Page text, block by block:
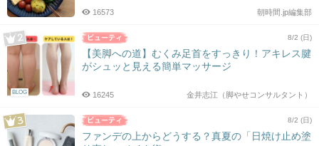
朝時間.jp編集部
16573
BLOG
8/2 (日)
【美脚への道】むくみ足首をすっきり！アキレス腱
がシュッと見える簡単マッサージ
金井志江（脚やせコンサルタント）
16245
8/2 (日)
ファンデの上からどうする？真夏の「日焼け止め塗